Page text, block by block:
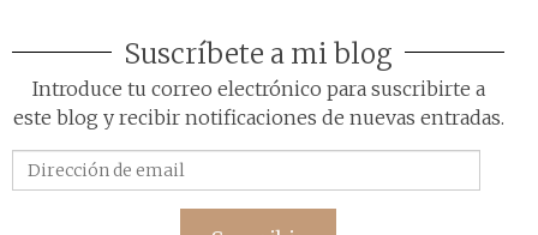
Suscríbete a mi blog
Introduce tu correo electrónico para suscribirte a
este blog y recibir notificaciones de nuevas entradas.
de